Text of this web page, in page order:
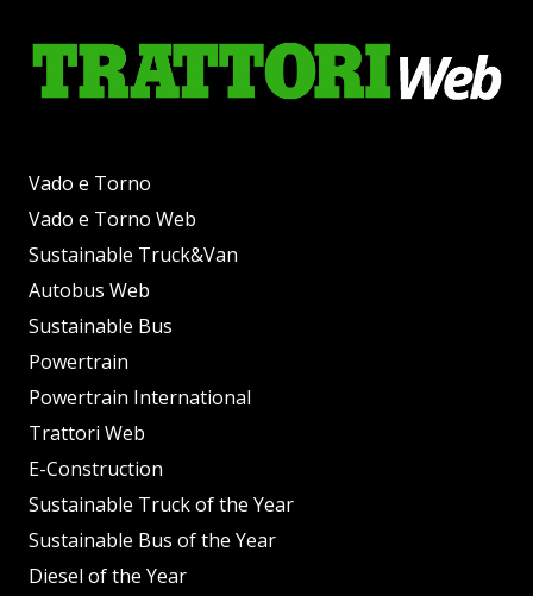
Vado e Torno
Vado e Torno Web
Sustainable Truck&Van
Autobus Web
Sustainable Bus
Powertrain
Powertrain International
Trattori Web
E-Construction
Sustainable Truck of the Year
Sustainable Bus of the Year
Diesel of the Year